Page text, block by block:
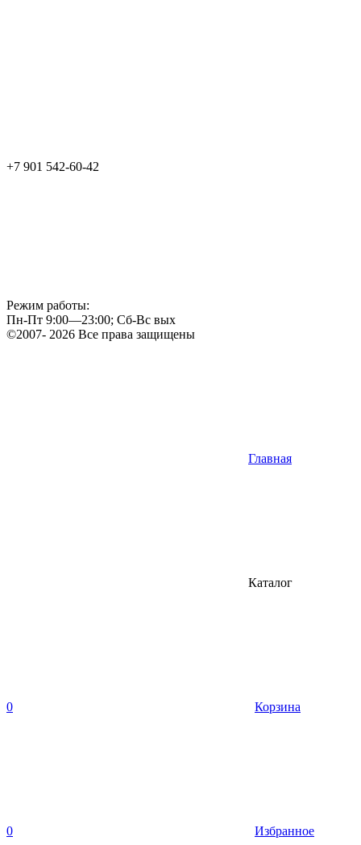
+7 901 542-60-42
Режим работы:
Пн-Пт 9:00—23:00; Сб-Вс вых
©2007- 2026 Все права защищены
Главная
Каталог
0 Корзина
0 Избранное